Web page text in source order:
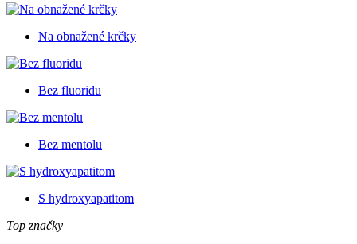
Na obnažené krčky
Bez fluoridu
Bez mentolu
S hydroxyapatitom
Top značky